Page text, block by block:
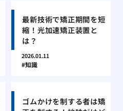
最新技術で矯正期間を短
縮！光加速矯正装置と
は？
2026.01.11
知識
ゴムかけを制する者は矯